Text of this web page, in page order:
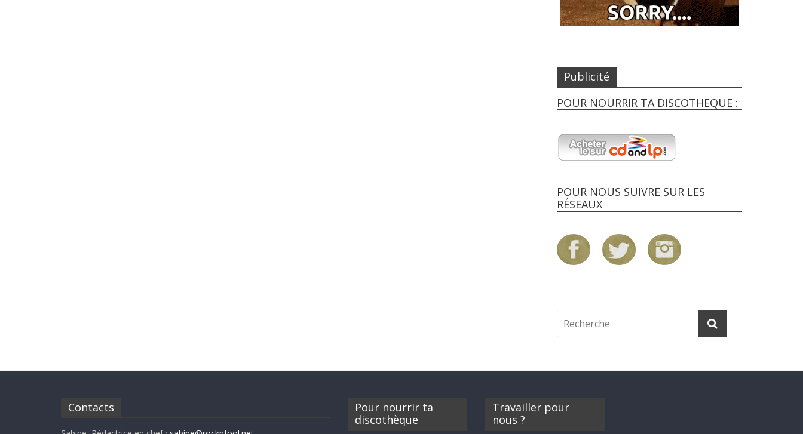
Publicité
POUR NOURRIR TA DISCOTHEQUE :
POUR NOUS SUIVRE SUR LES
RÉSEAUX
Contacts
Pour nourrir ta
discothèque
Travailler pour
nous ?